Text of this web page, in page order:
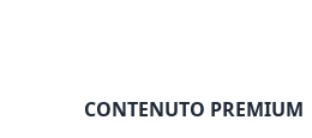
CONTENUTO PREMIUM